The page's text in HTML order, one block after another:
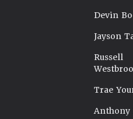
Devin
Jayson
Russell
Trae
Anthony